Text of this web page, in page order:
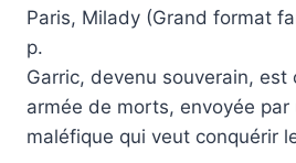
Paris, Milady (Grand format
p.
Garric, devenu souverain, est
armée de morts, envoyée par
maléfique qui veut conquérir